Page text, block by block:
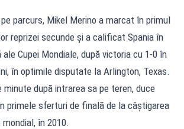
parcurs, Mikel Merino a marcat în primul
reprizei secunde și a calificat Spania în
Cupei Mondiale, după victoria cu 1-0 în
în optimile disputate la Arlington, Texas.
minute după intrarea sa pe teren, duce
primele sferturi de finală de la câștigarea
în 2010.